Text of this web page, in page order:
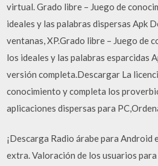
virtual. Grado libre – Juego de
ideales y las palabras dispersas Apk
ventanas, XP.Grado libre – Juego de
los ideales y las palabras esparcidas
versión completa.Descargar La
conocimiento y completa los
aplicaciones dispersas para
¡Descarga Radio árabe para Android
extra. Valoración de los usuarios